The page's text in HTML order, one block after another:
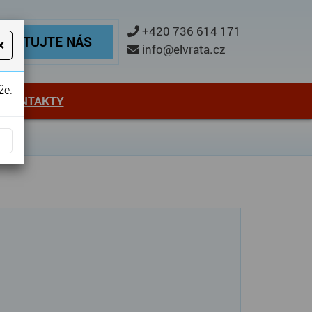
nás
NÁS
+420 736 614 171
info@elvrata.cz
KONTAKTY